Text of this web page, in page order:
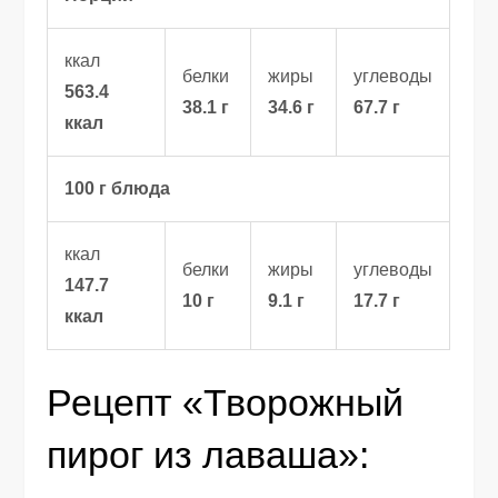
ккал
563.4
ккал
белки
38.1 г
жиры
34.6 г
углеводы
67.7 г
100 г блюда
ккал
147.7
ккал
белки
10 г
жиры
9.1 г
углеводы
17.7 г
Рецепт «Творожный
пирог из лаваша»: